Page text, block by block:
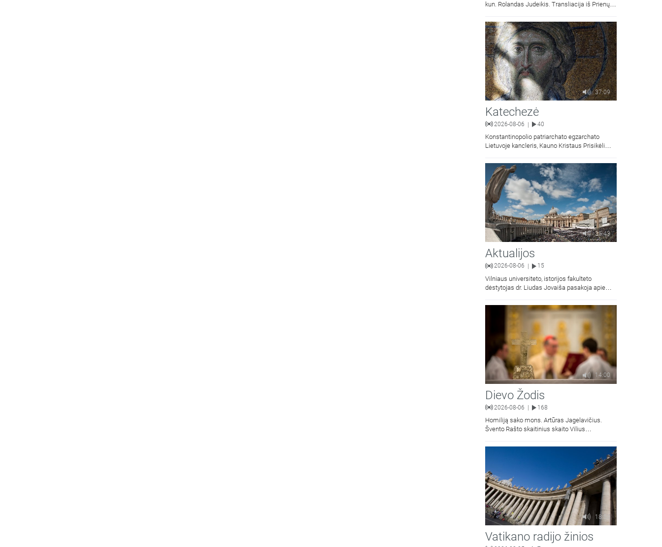
kun. Rolandas Judeikis. Transliacija iš Prienų
37:09
Katechezė
2026-08-06 | 40
Konstantinopolio patriarchato egzarchato
Lietuvoje kancleris, Kauno Kristaus Prisikėlimo
kunigas Vitalijus Mockus pasakoja apie
Kristaus Atsimainymo šventę.
35:43
Aktualijos
2026-08-06 15
Vilniaus universiteto, istorijos fakulteto
dėstytojas dr. Liudas Jovaiša pasakoja apie
Jacevičius.
14:00
Dievo Žodis
2026-08-06 168
Homiliją sako mons. Artūras Jagelavičius.
Švento Rašto skaitinius skaito Vilius
18:58
Vatikano radijo žinios